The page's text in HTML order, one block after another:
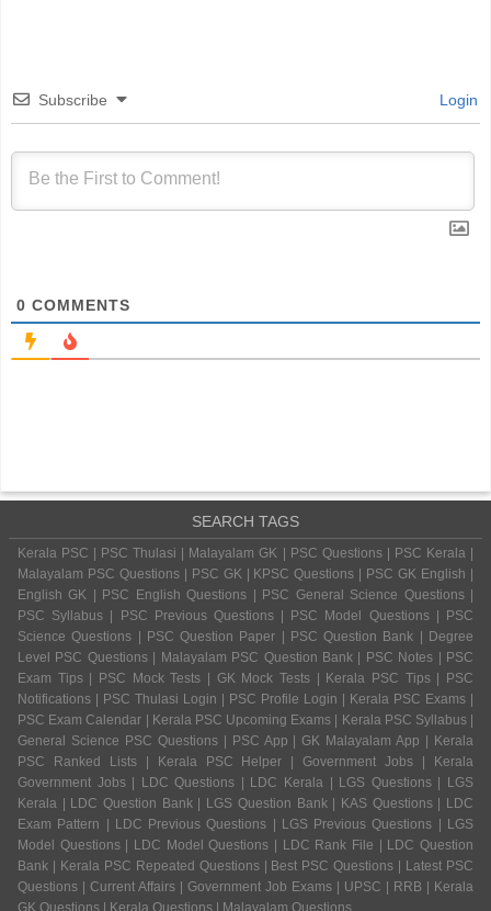
Subscribe Login
0 COMMENTS
SEARCH TAGS
Kerala PSC | PSC Thulasi | Malayalam GK | PSC Questions | PSC Kerala |
Malayalam PSC Questions | PSC GK | KPSC Questions | PSC GK English |
English GK | PSC English Questions | PSC General Science Questions |
PSC Syllabus | PSC Previous Questions | PSC Model Questions | PSC
Science Questions | PSC Question Paper | PSC Question Bank | Degree
Level PSC Questions | Malayalam PSC Question Bank | PSC Notes | PSC
Exam Tips | PSC Mock Tests | GK Mock Tests | Kerala PSC Tips | PSC
Notifications | PSC Thulasi Login | PSC Profile Login | Kerala PSC Exams |
PSC Exam Calendar | Kerala PSC Upcoming Exams | Kerala PSC Syllabus |
General Science PSC Questions | PSC App | GK Malayalam App | Kerala
PSC Ranked Lists | Kerala PSC Helper | Government Jobs | Kerala
Government Jobs | LDC Questions | LDC Kerala | LGS Questions | LGS
Kerala | LDC Question Bank | LGS Question Bank | KAS Questions | LDC
Exam Pattern | LDC Previous Questions | LGS Previous Questions | LGS
Model Questions | LDC Model Questions | LDC Rank File | LDC Question
Bank | Kerala PSC Repeated Questions | Best PSC Questions | Latest PSC
Questions | Current Affairs | Government Job Exams | UPSC | RRB | Kerala
GK Questions | Kerala Questions | Malayalam Questions